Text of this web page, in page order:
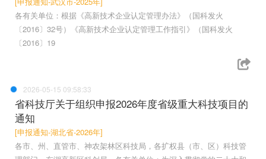
各有关单位：根据《高新技术企业认定管理办法》（国科发火
〔2016〕32号）《高新技术企业认定管理工作指引》（国科发火
〔2016〕19
2026-05-15 09:58:33
省科技厅关于组织申报2026年度省级重大科技项目的
通知
[申报通知-湖北省-2026年]
各市、州、直管市、神农架林区科技局，各扩权县（市、区）科技管